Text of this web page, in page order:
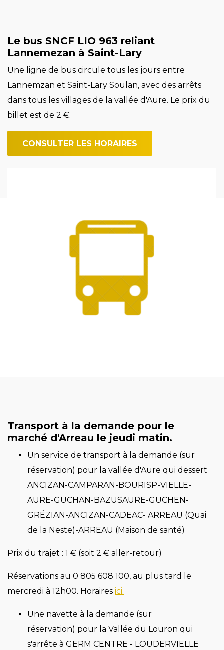
Le bus SNCF LIO 963 reliant
Lannemezan à Saint-Lary
Une ligne de bus circule tous les jours entre
Lannemzan et Saint-Lary Soulan, avec des arrêts
dans tous les villages de la vallée d'Aure. Le prix du
billet est de 2 €.
CONSULTER LES HORAIRES
Transport à la demande pour le
marché d'Arreau le jeudi matin.
Un service de transport à la demande (sur
réservation) pour la vallée d'Aure qui dessert
ANCIZAN-CAMPARAN-BOURISP-VIELLE-
AURE-GUCHAN-BAZUSAURE-GUCHEN-
GRÉZIAN-ANCIZAN-CADEAC- ARREAU (Quai
de la Neste)-ARREAU (Maison de santé)
Prix du trajet : 1 € (soit 2 € aller-retour)
Réservations au 0 805 608 100, au plus tard le
mercredi à 12h00. Horaires ici.
Une navette à la demande (sur
réservation) pour la Vallée du Louron qui
s'arrête à GERM CENTRE - LOUDERVIELLE